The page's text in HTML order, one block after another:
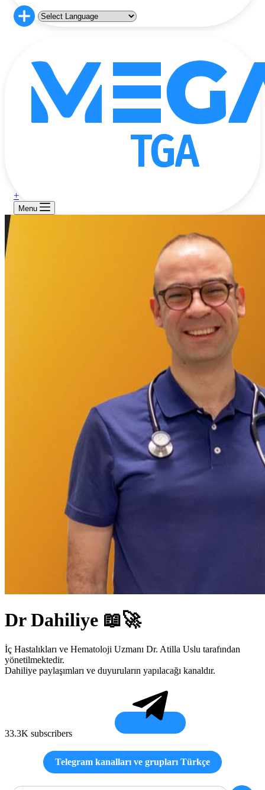
+
Menu
Dr Dahiliye 📖🚀
İç Hastalıkları ve Hematoloji Uzmanı Dr. Atilla Uslu tarafından
yönetilmektedir.
Dahiliye paylaşımları ve duyuruların yapılacağı kanaldır.
33.3K subscribers
Telegram kanalları ve grupları Türkçe